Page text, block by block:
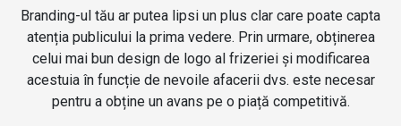
Branding-ul tău ar putea lipsi un plus clar care poate capta
atenția publicului la prima vedere. Prin urmare, obținerea
celui mai bun design de logo al frizeriei și modificarea
acestuia în funcție de nevoile afacerii dvs. este necesar
pentru a obține un avans pe o piață competitivă.